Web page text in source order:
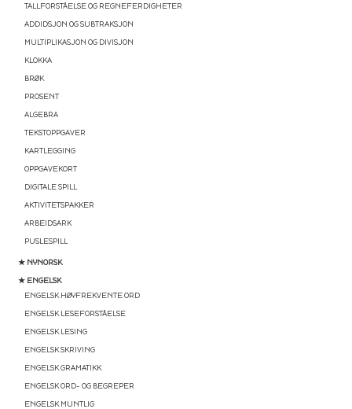
TALLFORSTÅELSE OG REGNEFERDIGHETER
ADDIDSJON OG SUBTRAKSJON
MULTIPLIKASJON OG DIVISJON
KLOKKA
BRØK
PROSENT
ALGEBRA
TEKSTOPPGAVER
KARTLEGGING
OPPGAVEKORT
DIGITALE SPILL
AKTIVITETSPAKKER
ARBEIDSARK
PUSLESPILL
★ NYNORSK
★ ENGELSK
ENGELSK HØYFREKVENTE ORD
ENGELSK LESEFORSTÅELSE
ENGELSK LESING
ENGELSK SKRIVING
ENGELSK GRAMATIKK
ENGELSK ORD- OG BEGREPER
ENGELSK MUNTLIG